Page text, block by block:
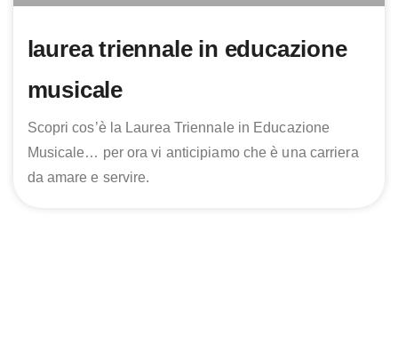
laurea triennale in educazione
musicale
Scopri cos’è la Laurea Triennale in Educazione
Musicale… per ora vi anticipiamo che è una carriera
da amare e servire.